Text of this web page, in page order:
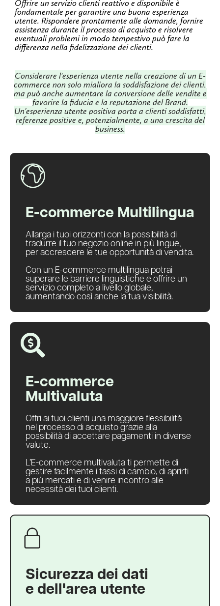
Offrire un servizio clienti reattivo e disponibile è
fondamentale per garantire una buona esperienza
utente. Rispondere prontamente alle domande, fornire
assistenza durante il processo di acquisto e risolvere
eventuali problemi in modo tempestivo può fare la
differenza nella fidelizzazione dei clienti.
Considerare l'esperienza utente nella creazione di un E-
commerce non solo migliora la soddisfazione dei clienti,
ma può anche aumentare la conversione delle vendite e
favorire la fiducia e la reputazione del Brand.
Un'esperienza utente positiva porta a clienti soddisfatti,
referenze positive e, potenzialmente, a una crescita del
business.
E-commerce Multilingua
Allarga i tuoi orizzonti con la possibilità di
tradurre il tuo negozio online in più lingue,
per accrescere le tue opportunità di vendita.
Con un E-commerce multilingua potrai
superare le barriere linguistiche e offrire un
servizio completo a livello globale,
aumentando così anche la tua visibilità.
E-commerce
Multivaluta
Offri ai tuoi clienti una maggiore flessibilità
nel processo di acquisto grazie alla
possibilità di accettare pagamenti in diverse
valute.
L’E-commerce multivaluta ti permette di
gestire facilmente i tassi di cambio, di aprirti
a più mercati e di venire incontro alle
necessità dei tuoi clienti.
Sicurezza dei dati
e dell'area utente